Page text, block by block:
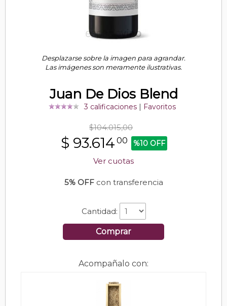
Desplazarse sobre la imagen para agrandar.
Las imágenes son meramente ilustrativas.
Juan De Dios Blend
3 calificaciones| Favoritos
$104.015,00
$ 93.614 00 %10 OFF
Ver cuotas
5% OFFcon transferencia
Cantidad:
Comprar
Acompañalo con: